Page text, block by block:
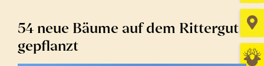
54 neue Bäume auf dem Rittergut
gepflanzt